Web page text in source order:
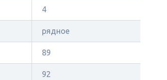
4
рядное
89
92